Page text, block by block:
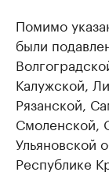
Помимо
были
Калужской,
Рязанской,
Смоленской,
Ульяновской
Республике